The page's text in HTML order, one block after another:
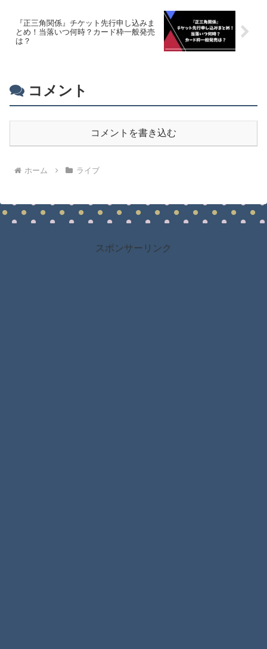
『正三角関係』チケット先行申し込みま
とめ！当落いつ何時？カード枠一般発売
は？
コメント
コメントを書き込む
ホーム ライブ
スポンサーリンク